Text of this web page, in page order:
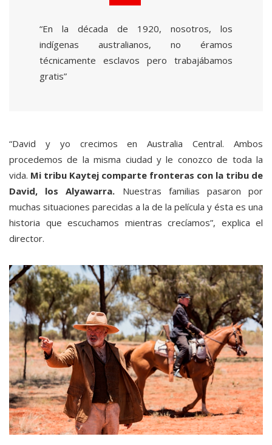
“En la década de 1920, nosotros, los
indígenas australianos, no éramos
técnicamente esclavos pero trabajábamos
gratis”
“David y yo crecimos en Australia Central. Ambos
procedemos de la misma ciudad y le conozco de toda la
vida. Mi tribu Kaytej comparte fronteras con la tribu de
David, los Alyawarra. Nuestras familias pasaron por
muchas situaciones parecidas a la de la película y ésta es una
historia que escuchamos mientras crecíamos”, explica el
director.